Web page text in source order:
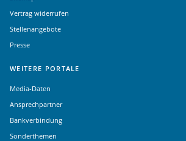
Vertrag widerrufen
Stellenangebote
Presse
WEITERE PORTALE
Media-Daten
Ansprechpartner
Bankverbindung
Sonderthemen